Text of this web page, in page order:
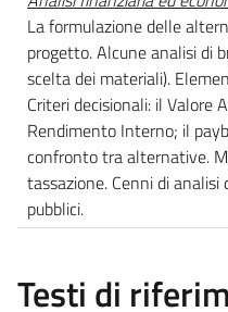
La formulazione delle
progetto. Alcune analisi di
scelta dei materiali).
Criteri decisionali: il Valore
Rendimento Interno; il
confronto tra alternative.
tassazione. Cenni di
pubblici.
Testi di